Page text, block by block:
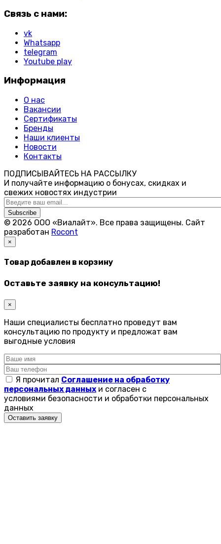
Связь с нами:
vk
Whatsapp
telegram
Youtube play
Информация
О нас
Вакансии
Сертификаты
Бренды
Наши клиенты
Новости
Контакты
ПОДПИСЫВАЙТЕСЬ НА РАССЫЛКУ
И получайте информацию о бонусах, скидках и
свежих новостях индустрии
Subscribe
© 2026 ООО «Виалайт». Все права защищены. Cайт
разработан Rocont
×
Товар добавлен в корзину
Оставьте заявку на консультацию!
×
Наши специалисты бесплатно проведут вам
консультацию по продукту и предложат вам
выгодные условия
Я прочитал Соглашение на обработку
персональных данных и согласен с
условиями безопасности и обработки персональных
данных
Оставить заявку